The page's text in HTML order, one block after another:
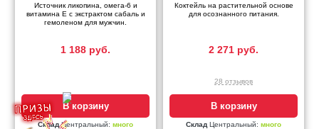
Источник ликопина, омега-6 и
витамина Е с экстрактом сабаль и
гемоленом для мужчин.
1 188 руб.
В корзину
СкладЦентральный: много
Коктейль на растительной основе
для осознанного питания.
2 271 руб.
28 отзывов
В корзину
Склад Центральный: много